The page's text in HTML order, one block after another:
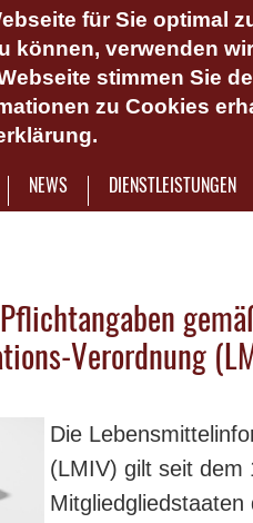
für Sie optimal
können, verwenden
stimmen Sie
zu Cookies
NEWS DIENSTLEISTUNGEN
Das
Plattform
7921322
Verordnung
Die
(LMIV) gilt seit dem